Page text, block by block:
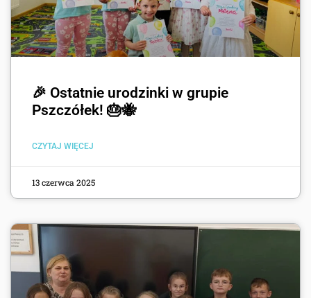
🎉 Ostatnie urodzinki w grupie
Pszczółek! 🎂🐝
CZYTAJ WIĘCEJ
13 czerwca 2025